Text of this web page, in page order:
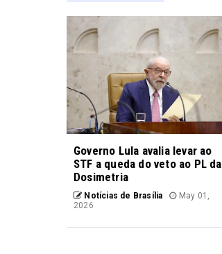
Governo Lula avalia levar ao
STF a queda do veto ao PL da
Dosimetria
Notícias de Brasília
May 01,
2026